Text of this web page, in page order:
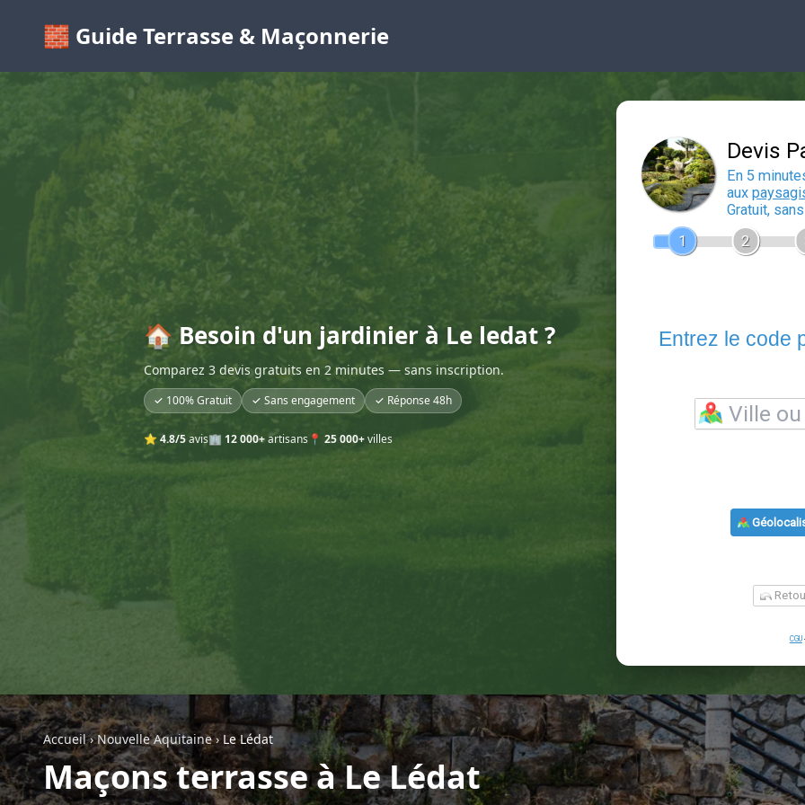
🧱 Guide Terrasse & Maçonnerie
🏠 Besoin d'un jardinier à Le ledat ?
Comparez 3 devis gratuits en 2 minutes — sans inscription.
✓ 100% Gratuit ✓ Sans engagement ✓ Réponse 48h
⭐ 4.8/5avis🏢 12 000+artisans 📍 25 000+villes
Accueil›Nouvelle Aquitaine› Le Lédat
Maçons terrasse à Le Lédat